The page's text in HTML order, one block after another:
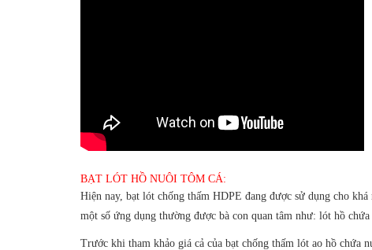
BẠT LÓT HỒ NUÔI TÔM CÁ:
Hiện nay, bạt lót chống thấm HDPE đang được sử dụng cho
một số ứng dụng thường được bà con quan tâm như: lót hồ
Trước khi tham khảo giá cả của bạt chống thấm lót ao hồ